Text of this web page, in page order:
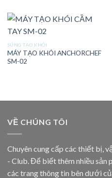
SÚNG TẠO KHÓI
MÁY TẠO KHÓI ANCHORCHEF
SM-02
VỀ CHÚNG TÔI
Chuyên cung cấp các thiết bị,
- Club. Để biết thêm nhiều sản
các trang thông tin bên dưới